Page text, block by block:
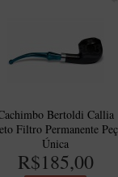
Bertoldi Callia
Filtro Permanente
Única
R$185,00